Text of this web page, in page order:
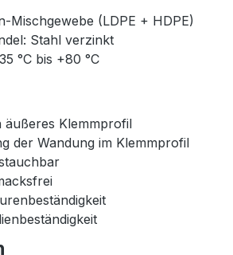
Mischgewebe (LDPE + HDPE)
Stahl verzinkt
°C bis +80 °C
Klemmprofil
der Wandung im Klemmprofil